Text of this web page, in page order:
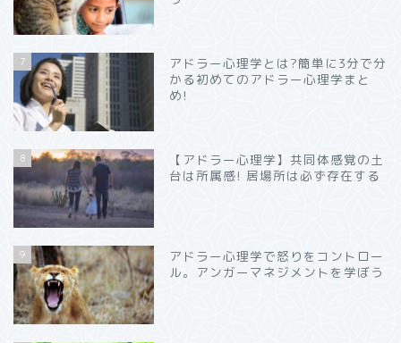
7
アドラー心理学とは?簡単に3分で分
かる初めてのアドラー心理学まと
め!
8
【アドラー心理学】共同体感覚の土
台は所属感! 居場所は必ず存在する
9
アドラー心理学で怒りをコントロー
ル。アンガーマネジメントを学ぼう